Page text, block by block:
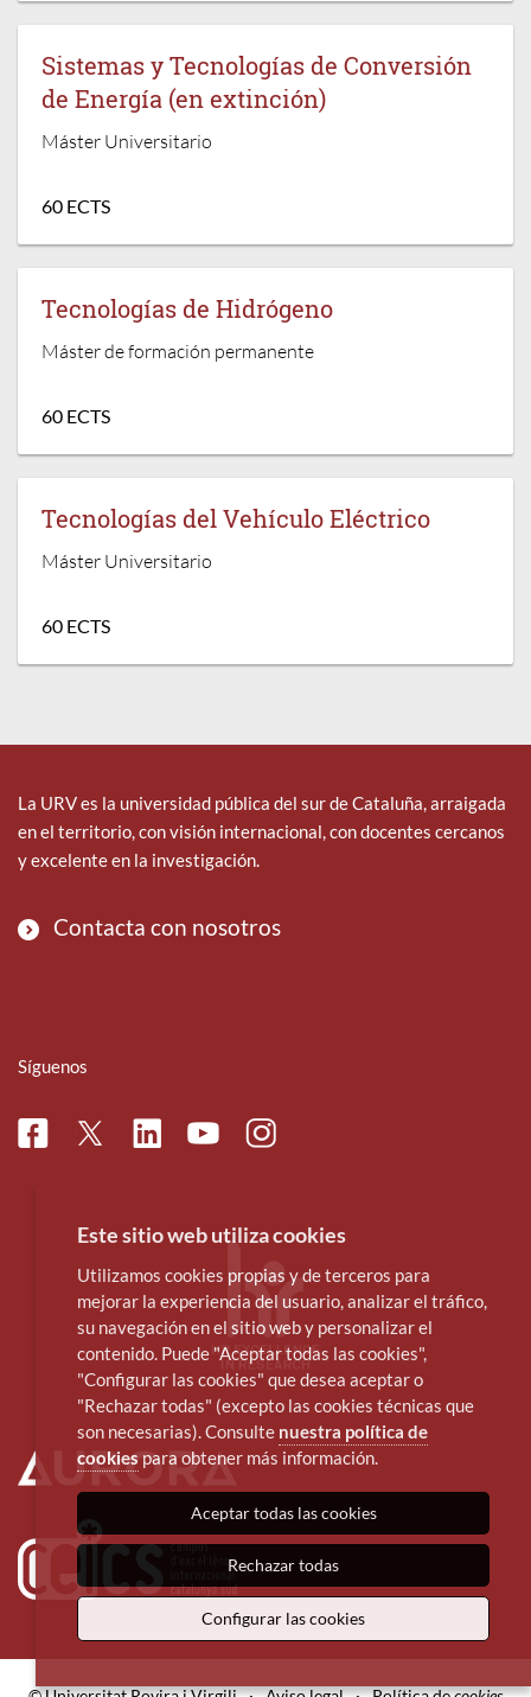
Sistemas y Tecnologías de Conversión
de Energía (en extinción)
Máster Universitario
60 ECTS
Tecnologías de Hidrógeno
Máster de formación permanente
60 ECTS
Tecnologías del Vehículo Eléctrico
Máster Universitario
60 ECTS
La URV es la universidad pública del sur de Cataluña, arraigada
en el territorio, con visión internacional, con docentes cercanos
y excelente en la investigación.
Contacta con nosotros
Síguenos
FacebookTwitterLinkedinYoutubeInstagram
Este sitio web utiliza cookies
Utilizamos cookies propias y de terceros para
mejorar la experiencia del usuario, analizar el tráfico,
su navegación en el sitio web y personalizar el
contenido. Puede "Aceptar todas las cookies",
"Configurar las cookies" que desea aceptar o
"Rechazar todas" (excepto las cookies técnicas que
son necesarias). Consulte nuestra política de
cookies para obtener más información.
Aceptar todas las cookies
Rechazar todas
Configurar las cookies